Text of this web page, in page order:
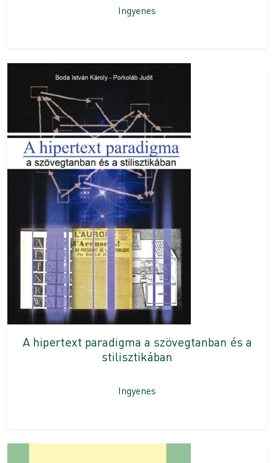
Ingyenes
A hipertext paradigma a szövegtanban és a
stilisztikában
Ingyenes